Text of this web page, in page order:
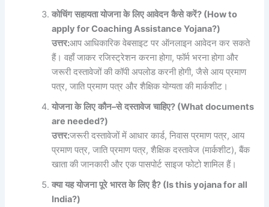
कोचिंग सहायता योजना के लिए आवेदन कैसे करें? (How to
apply for Coaching Assistance Yojana?)
उत्तर:आप आधिकारिक वेबसाइट पर ऑनलाइन आवेदन कर सकते
हैं। वहाँ जाकर रजिस्ट्रेशन करना होगा, फॉर्म भरना होगा और
जरूरी दस्तावेजों की कॉपी अपलोड करनी होगी, जैसे आय प्रमाण
पत्र, जाति प्रमाण पत्र और शैक्षिक योग्यता की मार्कशीट।
योजना के लिए कौन–से दस्तावेज चाहिए? (What documents
are needed?)
उत्तर:जरूरी दस्तावेजों में आधार कार्ड, निवास प्रमाण पत्र, आय
प्रमाण पत्र, जाति प्रमाण पत्र, शैक्षिक दस्तावेज (मार्कशीट), बैंक
खाता की जानकारी और एक पासपोर्ट साइज फोटो शामिल हैं।
क्या यह योजना पूरे भारत के लिए है? (Is this yojana for all
India?)